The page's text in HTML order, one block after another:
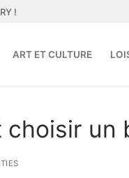
!
ART ET CULTURE
choisir un